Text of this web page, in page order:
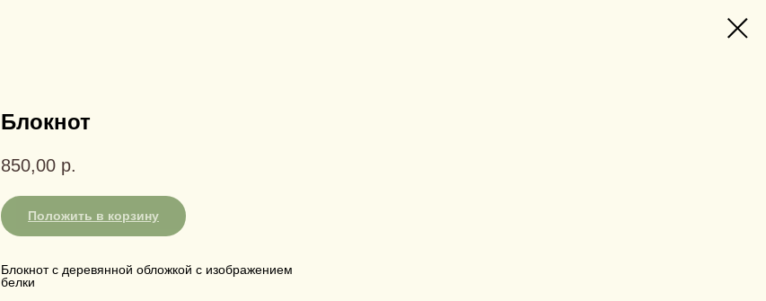
Блокнот
850,00 р.
Положить в корзину
Блокнот с деревянной обложкой с изображением
белки